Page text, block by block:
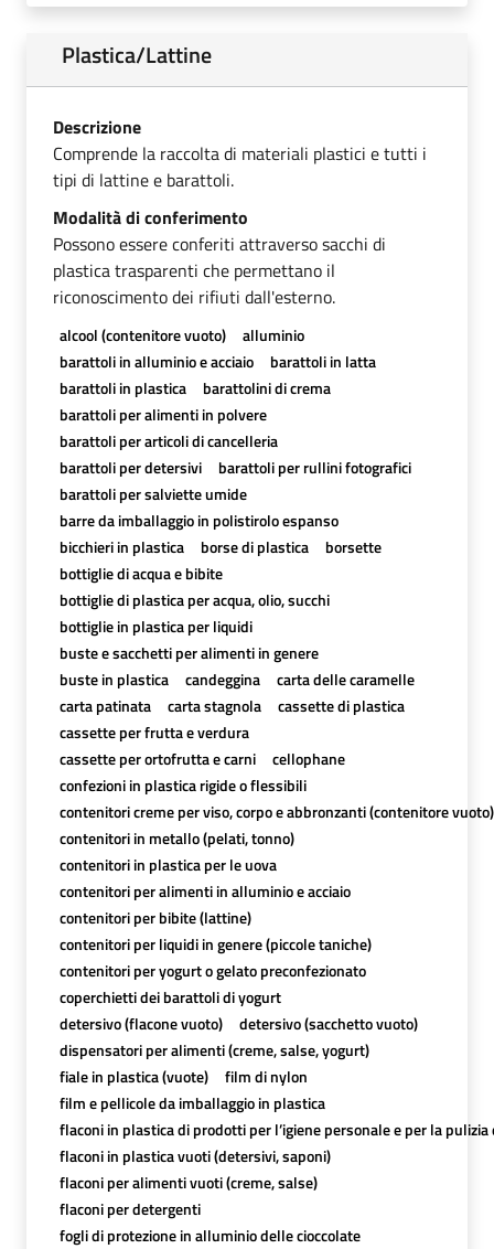
Plastica/Lattine
Descrizione
Comprende la raccolta di materiali plastici e tutti i
tipi di lattine e barattoli.
Modalità di conferimento
Possono essere conferiti attraverso sacchi di
plastica trasparenti che permettano il
riconoscimento dei rifiuti dall'esterno.
alcool (contenitore vuoto)
alluminio
barattoli in alluminio e acciaio
barattoli in latta
barattoli in plastica
barattolini di crema
barattoli per alimenti in polvere
barattoli per articoli di cancelleria
barattoli per detersivi
barattoli per rullini fotografici
barattoli per salviette umide
barre da imballaggio in polistirolo espanso
bicchieri in plastica
borse di plastica
borsette
bottiglie di acqua e bibite
bottiglie di plastica per acqua, olio, succhi
bottiglie in plastica per liquidi
buste e sacchetti per alimenti in genere
buste in plastica
candeggina
carta delle caramelle
carta patinata
carta stagnola
cassette di plastica
cassette per frutta e verdura
cassette per ortofrutta e carni
cellophane
confezioni in plastica rigide o flessibili
contenitori creme per viso, corpo e abbronzanti (contenitore vuoto)
contenitori in metallo (pelati, tonno)
contenitori in plastica per le uova
contenitori per alimenti in alluminio e acciaio
contenitori per bibite (lattine)
contenitori per liquidi in genere (piccole taniche)
contenitori per yogurt o gelato preconfezionato
coperchietti dei barattoli di yogurt
detersivo (flacone vuoto)
detersivo (sacchetto vuoto)
dispensatori per alimenti (creme, salse, yogurt)
fiale in plastica (vuote)
film di nylon
film e pellicole da imballaggio in plastica
flaconi in plastica di prodotti per l’igiene personale e per la pulizia
flaconi in plastica vuoti (detersivi, saponi)
flaconi per alimenti vuoti (creme, salse)
flaconi per detergenti
fogli di protezione in alluminio delle cioccolate